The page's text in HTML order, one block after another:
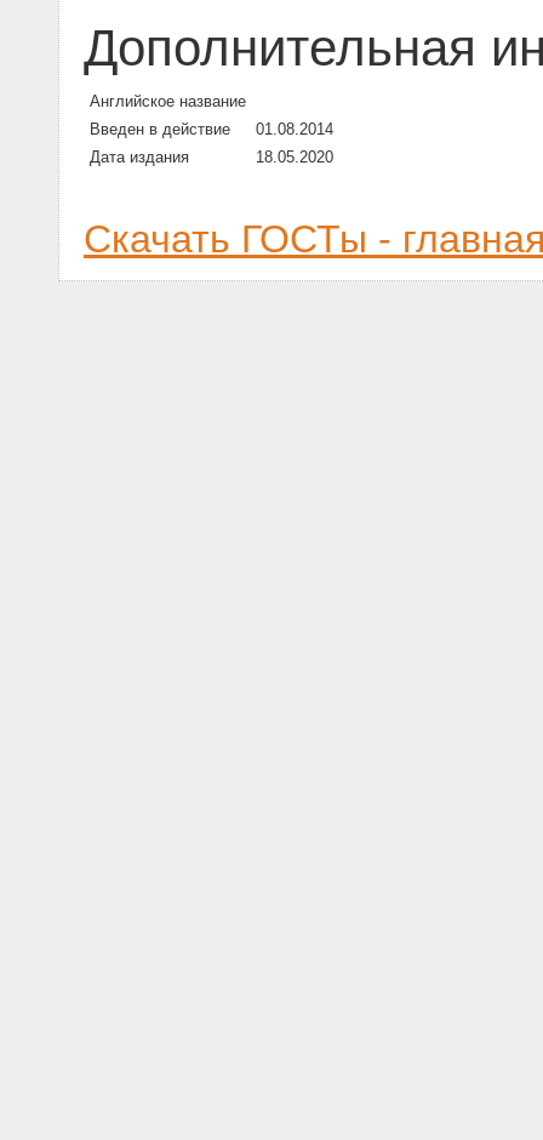
Дополнительная
Английское название
Введен в действие
01.08.2014
Дата издания
18.05.2020
Скачать ГОСТы -